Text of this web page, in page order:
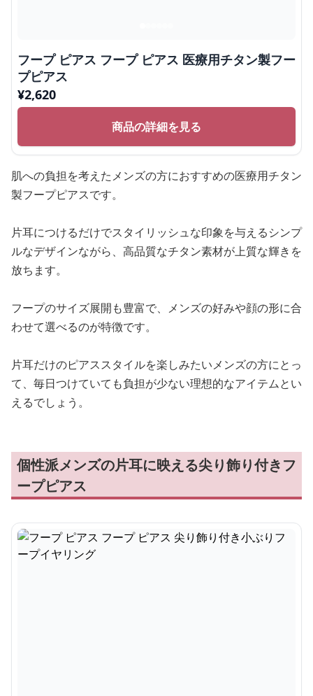
フープ ピアス フープ ピアス 医療用チタン製フー
プピアス
¥2,620
商品の詳細を見る
肌への負担を考えたメンズの方におすすめの医療用チタン
製フープピアスです。
片耳につけるだけでスタイリッシュな印象を与えるシンプ
ルなデザインながら、高品質なチタン素材が上質な輝きを
放ちます。
フープのサイズ展開も豊富で、メンズの好みや顔の形に合
わせて選べるのが特徴です。
片耳だけのピアススタイルを楽しみたいメンズの方にとっ
て、毎日つけていても負担が少ない理想的なアイテムとい
えるでしょう。
個性派メンズの片耳に映える尖り飾り付きフ
ープピアス